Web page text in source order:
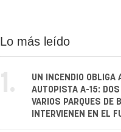
Lo más leído
1.
UN INCENDIO OBLIGA
AUTOPISTA A-15:
VARIOS PARQUES DE
INTERVIENEN EN EL